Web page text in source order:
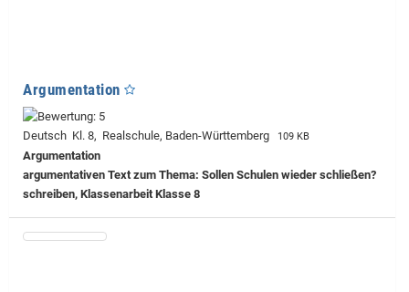
Argumentation
Deutsch Kl. 8, Realschule, Baden-Württemberg 109 KB
Argumentation
argumentativen Text zum Thema: Sollen Schulen wieder schließen?
schreiben, Klassenarbeit Klasse 8